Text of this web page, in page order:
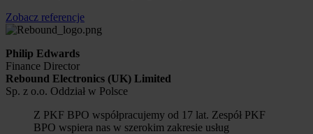
Zobacz referencje
Philip Edwards
Finance Director
Rebound Electronics (UK) Limited
Sp. z o.o. Oddział w Polsce
Z PKF BPO współpracujemy od 17 lat. Zespół PKF
BPO wspiera nas w szerokim zakresie usług